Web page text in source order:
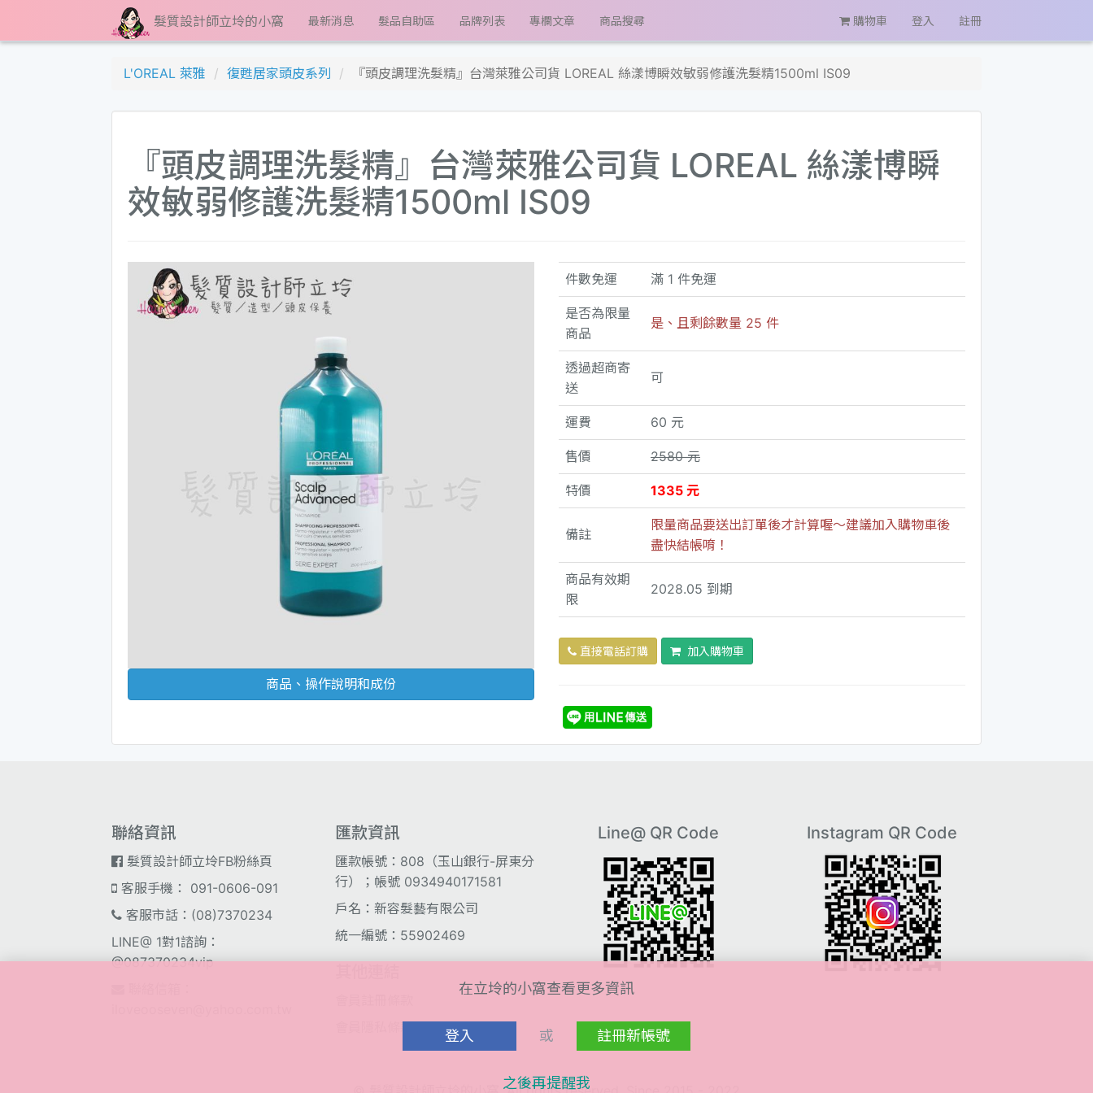
髮質設計師立坽的小窩 最新消息 髮品自助區 品牌列表 專欄文章 商品搜尋 購物車 登入 註冊
L'OREAL 萊雅 復甦居家頭皮系列 『頭皮調理洗髮精』台灣萊雅公司貨 LOREAL 絲漾博瞬效敏弱修護洗髮精1500ml IS09
『頭皮調理洗髮精』台灣萊雅公司貨 LOREAL 絲漾博瞬
效敏弱修護洗髮精1500ml IS09
商品、操作說明和成份
件數免運 滿 1 件免運
是否為限量
商品
是、且剩餘數量 25 件
透過超商寄
送
可
運費 60 元
售價 2580 元
特價 1335 元
備註
限量商品要送出訂單後才計算喔～建議加入購物車後
盡快結帳唷！
商品有效期
限
2028.05 到期
直接電話訂購 加入購物車
聯絡資訊
髮質設計師立坽FB粉絲頁
客服手機： 091-0606-091
客服市話：(08)7370234
LINE@ 1對1諮詢：
@087370234vip
匯款資訊
匯款帳號：808（玉山銀行-屏東分
行）；帳號 0934940171581
戶名：新容髮藝有限公司
統一編號：55902469
Line@ QR Code Instagram QR Code
在立坽的小窩查看更多資訊
登入 或 註冊新帳號
之後再提醒我